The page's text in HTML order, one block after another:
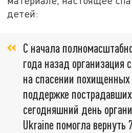
детей:
С начала
года назад организация
на спасении
поддержке
сегодняшний день
Ukraine помогла вернуть